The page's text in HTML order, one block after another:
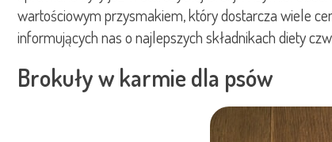
wartościowym przysmakiem, który dostarcza wiele
informujących nas o najlepszych składnikach diety
Brokuły w karmie dla psów